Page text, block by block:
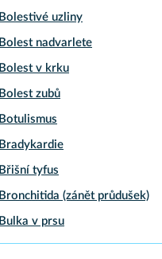
Bolestivé uzliny
Bolest nadvarlete
Bolest v krku
Bolest zubů
Botulismus
Bradykardie
Břišní tyfus
Bronchitida (zánět průdušek)
Bulka v prsu